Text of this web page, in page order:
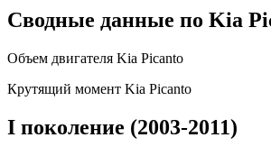
Сводные данные по Kia
Объем двигателя Kia Picanto
Крутящий момент Kia Picanto
I поколение (2003-2011)